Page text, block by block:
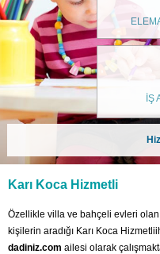
İŞ
Karı Koca Hizmetli
Özellikle villa ve bahçeli evleri
kişilerin aradığı Karı Koca
dadiniz.com ailesi olarak